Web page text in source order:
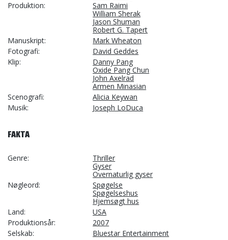
Produktion
Sam Raimi
William Sherak
Jason Shuman
Robert G. Tapert
Manuskript
Mark Wheaton
Fotografi
David Geddes
Klip
Danny Pang
Oxide Pang Chun
John Axelrad
Armen Minasian
Scenografi
Alicia Keywan
Musik
Joseph LoDuca
FAKTA
Genre
Thriller
Gyser
Overnaturlig gyser
Nøgleord
Spøgelse
Spøgelseshus
Hjemsøgt hus
Land
USA
Produktionsår
2007
Selskab
Bluestar Entertainment